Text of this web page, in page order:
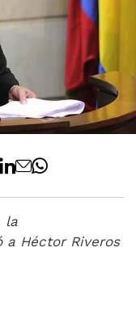
la
Héctor Riveros